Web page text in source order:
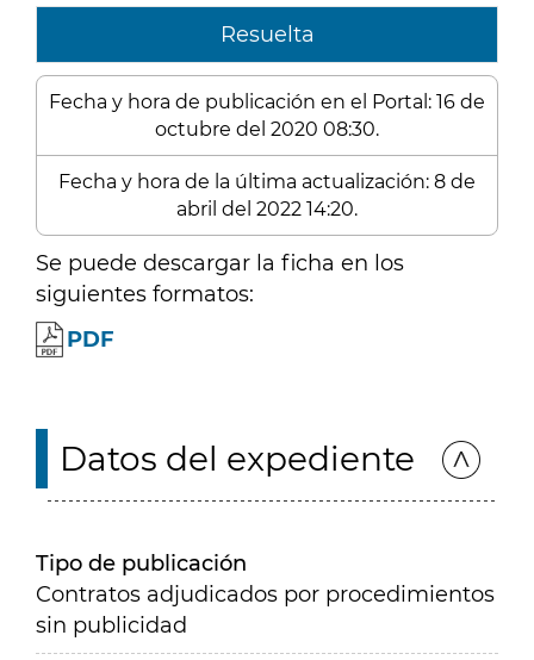
Resuelta
Fecha y hora de publicación en el Portal: 16 de
octubre del 2020 08:30.
Fecha y hora de la última actualización: 8 de
abril del 2022 14:20.
Se puede descargar la ficha en los
siguientes formatos:
PDF
Datos del expediente
Tipo de publicación
Contratos adjudicados por procedimientos
sin publicidad